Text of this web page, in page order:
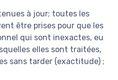
à jour; toutes les
être prises pour que les
qui sont inexactes, eu
elles sont traitées,
sans tarder (exactitude) ;